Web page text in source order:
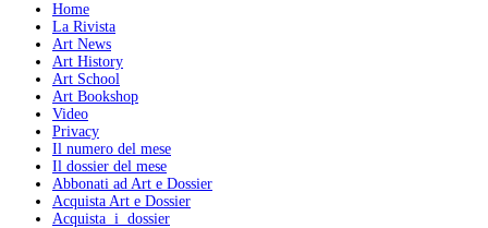
Home
La Rivista
Art News
Art History
Art School
Art Bookshop
Video
Privacy
Il numero del mese
Il dossier del mese
Abbonati ad Art e Dossier
Acquista Art e Dossier
Acquista i dossier